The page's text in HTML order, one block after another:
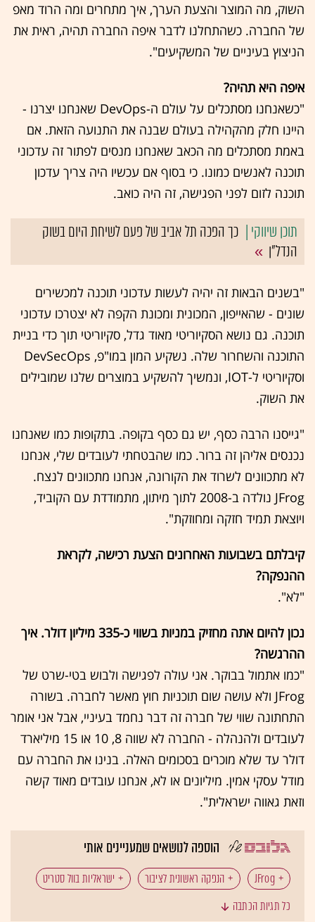
השוק, מה המוצר והצעת הערך, איך מתחרים ומה הרוד מאפ
של החברה. כשהתחלנו לדבר איפה החברה תהיה, ראית את
הניצוץ בעיניים של המשקיעים".
איפה היא תהיה?
"כשאנחנו מסתכלים על עולם ה-DevOps שאנחנו יצרנו -
היינו חלק מהקהילה בעולם שבנה את התנועה הזאת. אם
באמת מסתכלים מה הכאב שאנחנו מנסים לפתור זה עדכוני
תוכנה לאנשים כמונו. כי בסוף אם עכשיו היה צריך עדכון
תוכנה לזום לפני הפגישה, זה היה כואב.
כך הפכה תל אביב של פעם לשיחת היום בשוק
הנדל"ן
"בשנים הבאות זה יהיה לעשות עדכוני תוכנה למכשירים
שונים - שהאייפון, המכונית ומכונת הקפה לא יצטרכו עדכוני
תוכנה. גם נושא הסקיוריטי מאוד גדל, סקיוריטי תוך כדי בניית
התוכנה והשחרור שלה. נשקיע המון במו"פ, DevSecOps
וסקיוריטי ל-IOT, ונמשיך להשקיע במוצרים שלנו שמובילים
את השוק.
"גייסנו הרבה כסף, יש גם כסף בקופה. בתקופות כמו שאנחנו
נכנסים אליהן זה ברור. כמו שהבטחתי לעובדים שלי, אנחנו
לא מתכוונים לשרוד את הקורונה, אנחנו מתכוונים לנצח.
JFrog נולדה ב-2008 לתוך מיתון, מתמודדת עם הקוביד,
ויוצאת תמיד חזקה ומחוזקת".
קיבלתם בשבועות האחרונים הצעת רכישה, לקראת
ההנפקה?
"לא".
נכון להיום אתה מחזיק במניות בשווי כ-335 מיליון דולר. איך
ההרגשה?
"כמו אתמול בבוקר. אני עולה לפגישה ולבוש בטי-שרט של
JFrog ולא עושה שום תוכניות חוץ מאשר לחברה. בשורה
התחתונה שווי של חברה זה דבר נחמד בעיניי, אבל אני אומר
לעובדים ולהנהלה - החברה לא שווה 8, 10 או 15 מיליארד
דולר עד שלא מוכרים בסכומים האלה. בנינו את החברה עם
מודל עסקי אמין. מיליונים או לא, אנחנו עובדים מאוד קשה
וזאת גאווה ישראלית".
הוספה לנושאים שמעניינים אותי
JFrog הנפקה ראשונית לציבור
ישראליות בוול סטריט
כל תגיות הכתבה